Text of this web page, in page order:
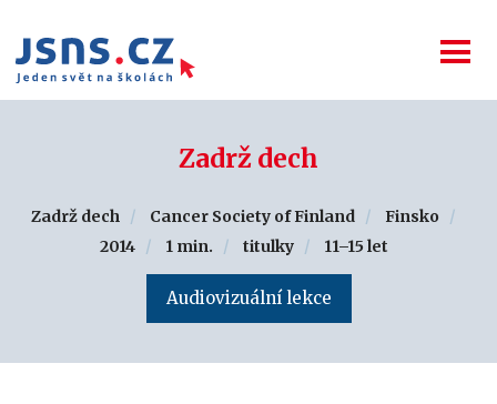
Zadrž dech
Zadrž dech Cancer Society of Finland
Finsko
2014
1 min. titulky 11–15 let
Audiovizuální lekce